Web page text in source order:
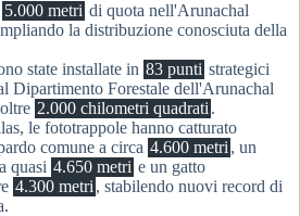
5.000 metri di quota nell'Arunachal
la distribuzione conosciuta della
state installate in 83 punti strategici
Dipartimento Forestale dell'Arunachal
2.000 chilometri quadrati .
le fototrappole hanno catturato
comune a circa 4.600 metri , un
quasi 4.650 metri e un gatto
4.300 metri , stabilendo nuovi record di